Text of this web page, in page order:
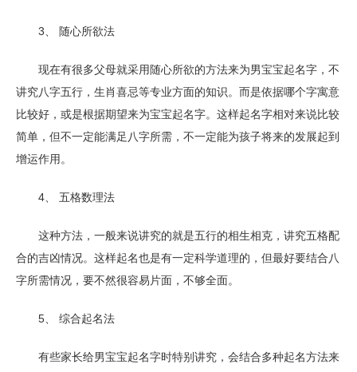
3、 随心所欲法
现在有很多父母就采用随心所欲的方法来为男宝宝起名字，不
讲究八字五行，生肖喜忌等专业方面的知识。而是依据哪个字寓意
比较好，或是根据期望来为宝宝起名字。这样起名字相对来说比较
简单，但不一定能满足八字所需，不一定能为孩子将来的发展起到
增运作用。
4、 五格数理法
这种方法，一般来说讲究的就是五行的相生相克，讲究五格配
合的吉凶情况。这样起名也是有一定科学道理的，但最好要结合八
字所需情况，要不然很容易片面，不够全面。
5、 综合起名法
有些家长给男宝宝起名字时特别讲究，会结合多种起名方法来